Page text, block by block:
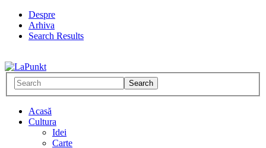
Despre
Arhiva
Search Results
Acasă
Cultura
Idei
Carte